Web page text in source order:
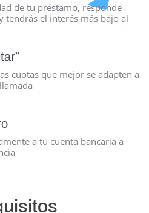
de tu préstamo, responde
tendrás el interés más bajo al
cuotas que mejor se adapten a
a tu cuenta bancaria a